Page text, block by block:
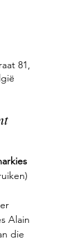
81,
Alain
die